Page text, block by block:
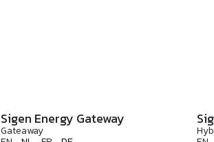
Sigen Energy Gateway
Gateaway